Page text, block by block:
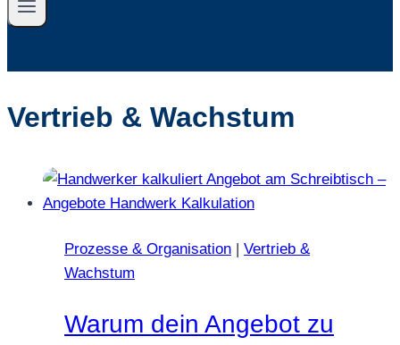
Vertrieb & Wachstum
Prozesse & Organisation | Vertrieb &
Wachstum
Warum dein Angebot zu